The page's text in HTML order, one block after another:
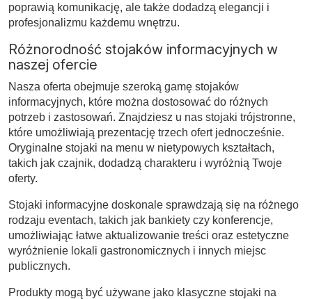
poprawią komunikację, ale także dodadzą elegancji i
profesjonalizmu każdemu wnętrzu.
Różnorodność stojaków informacyjnych w
naszej ofercie
Nasza oferta obejmuje szeroką gamę stojaków
informacyjnych, które można dostosować do różnych
potrzeb i zastosowań. Znajdziesz u nas stojaki trójstronne,
które umożliwiają prezentację trzech ofert jednocześnie.
Oryginalne stojaki na menu w nietypowych kształtach,
takich jak czajnik, dodadzą charakteru i wyróżnią Twoje
oferty.
Stojaki informacyjne doskonale sprawdzają się na różnego
rodzaju eventach, takich jak bankiety czy konferencje,
umożliwiając łatwe aktualizowanie treści oraz estetyczne
wyróżnienie lokali gastronomicznych i innych miejsc
publicznych.
Produkty mogą być używane jako klasyczne stojaki na